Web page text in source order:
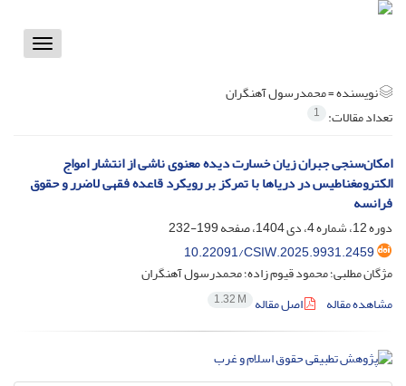
Toggle
نویسنده =محمدرسول آهنگران
تعداد مقالات: 1
امکان‌سنجی جبران زیان خسارت‌ دیده معنوی ناشی از انتشار امواج
الکترومغناطیس در دریاها با تمرکز بر رویکرد قاعده فقهی لاضرر و حقوق
فرانسه
دوره 12، شماره 4، دی 1404، صفحه
199-232
10.22091/CSIW.2025.9931.2459
مژگان مطلبی؛ محمود قیوم زاده؛ محمدرسول آهنگران
مشاهده مقاله
اصل مقاله 1.32 M